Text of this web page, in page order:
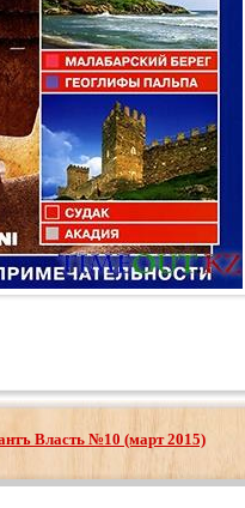
Власть №10 (март 2015)